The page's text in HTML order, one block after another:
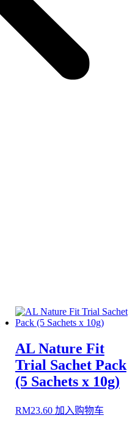
AL Nature Fit
Trial Sachet Pack
(5 Sachets x 10g)
RM23.60 加入购物车